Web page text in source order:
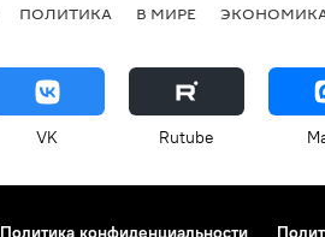
ПОЛИТИКА В МИРЕ
VK Rutube
Политика конфиденциальности